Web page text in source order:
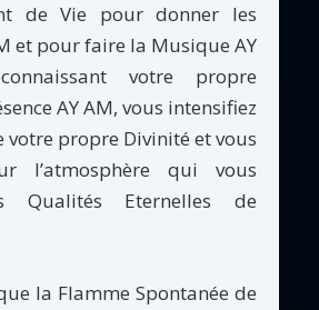
de Vie pour donner les
et pour faire la Musique AY
votre propre
AY AM, vous intensifiez
votre propre Divinité et vous
l’atmosphère qui vous
Qualités Eternelles de
la Flamme Spontanée de